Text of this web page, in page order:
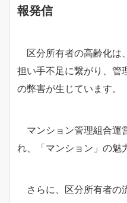
報発信
区分所有者の高齢化は
担い手不足に繋がり、管
の弊害が生じています。
マンション管理組合運
れ、「マンション」の魅
さらに、区分所有者の